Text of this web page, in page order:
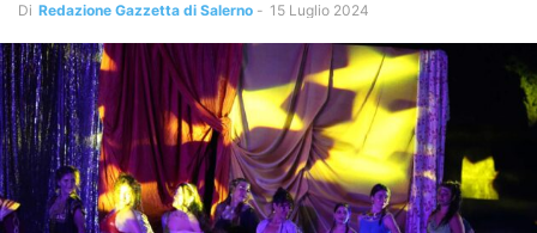
Di Redazione Gazzetta di Salerno - 15 Luglio 2024